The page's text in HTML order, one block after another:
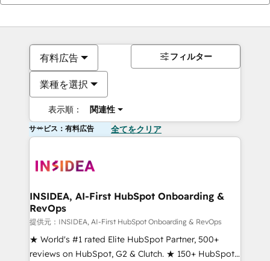
有料広告
業種を選択
表示順： 関連性
フィルター
サービス：有料広告 全てをクリア
INSIDEA, AI-First HubSpot Onboarding &
RevOps
提供元：INSIDEA, AI-First HubSpot Onboarding & RevOps
★ World's #1 rated Elite HubSpot Partner, 500+
reviews on HubSpot, G2 & Clutch. ★ 150+ HubSpot